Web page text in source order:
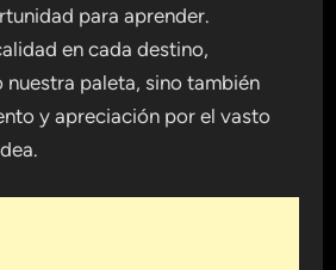
para aprender.
en cada destino,
paleta, sino también
y apreciación por el vasto